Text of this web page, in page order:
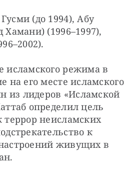
(до 1994), Абу
(1996–1997),
исламского режима в
на его месте исламского
из лидеров «Исламской
определил цель
террор неисламских
к
живущих в